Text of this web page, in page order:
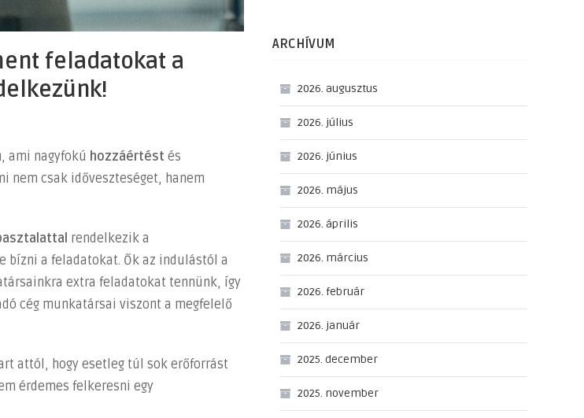
feladatokat a
ami nagyfokú hozzáértést és
nem csak időveszteséget, hanem
rendelkezik a
bízni a feladatokat. Ők az indulástól a
extra feladatokat tennünk, így
cég munkatársai viszont a megfelelő
attól, hogy esetleg túl sok erőforrást
érdemes felkeresni egy
ARCHÍVUM
2026. augusztus
2026. július
2026. június
2026. május
2026. április
2026. március
2026. február
2026. január
2025. december
2025. november